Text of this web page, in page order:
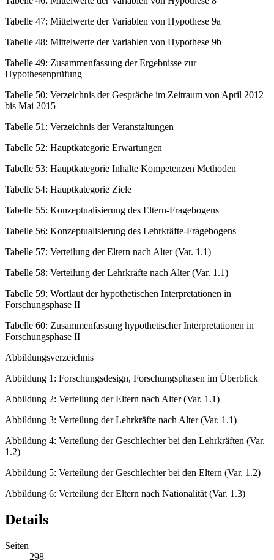
Tabelle 47: Mittelwerte der Variablen von Hypothese 9a
Tabelle 48: Mittelwerte der Variablen von Hypothese 9b
Tabelle 49: Zusammenfassung der Ergebnisse zur
Hypothesenprüfung
Tabelle 50: Verzeichnis der Gespräche im Zeitraum von April 2012
bis Mai 2015
Tabelle 51: Verzeichnis der Veranstaltungen
Tabelle 52: Hauptkategorie Erwartungen
Tabelle 53: Hauptkategorie Inhalte Kompetenzen Methoden
Tabelle 54: Hauptkategorie Ziele
Tabelle 55: Konzeptualisierung des Eltern-Fragebogens
Tabelle 56: Konzeptualisierung des Lehrkräfte-Fragebogens
Tabelle 57: Verteilung der Eltern nach Alter (Var. 1.1)
Tabelle 58: Verteilung der Lehrkräfte nach Alter (Var. 1.1)
Tabelle 59: Wortlaut der hypothetischen Interpretationen in
Forschungsphase II
Tabelle 60: Zusammenfassung hypothetischer Interpretationen in
Forschungsphase II
Abbildungsverzeichnis
Abbildung 1: Forschungsdesign, Forschungsphasen im Überblick
Abbildung 2: Verteilung der Eltern nach Alter (Var. 1.1)
Abbildung 3: Verteilung der Lehrkräfte nach Alter (Var. 1.1)
Abbildung 4: Verteilung der Geschlechter bei den Lehrkräften (Var.
1.2)
Abbildung 5: Verteilung der Geschlechter bei den Eltern (Var. 1.2)
Abbildung 6: Verteilung der Eltern nach Nationalität (Var. 1.3)
Details
Seiten
298